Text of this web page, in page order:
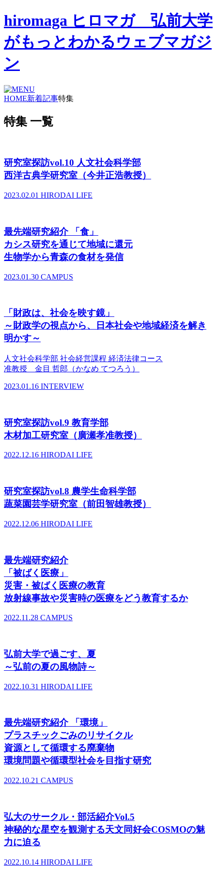
hiromaga ヒロマガ 弘前大学
がもっとわかるウェブマガジ
ン
HOME新着記事特集
特集 一覧
研究室探訪vol.10 人文社会科学部
西洋古典学研究室（今井正浩教授）
2023.02.01 HIRODAI LIFE
最先端研究紹介 「食」
カシス研究を通じて地域に還元
生物学から青森の食材を発信
2023.01.30 CAMPUS
「財政は、社会を映す鏡」
～財政学の視点から、日本社会や地域経済を解き
明かす～
人文社会科学部 社会経営課程 経済法律コース
准教授 金目 哲郎（かなめ てつろう）
2023.01.16 INTERVIEW
研究室探訪vol.9 教育学部
木材加工研究室（廣瀬孝准教授）
2022.12.16 HIRODAI LIFE
研究室探訪vol.8 農学生命科学部
蔬菜園芸学研究室（前田智雄教授）
2022.12.06 HIRODAI LIFE
最先端研究紹介
「被ばく医療」
災害・被ばく医療の教育
放射線事故や災害時の医療をどう教育するか
2022.11.28 CAMPUS
弘前大学で過ごす、夏
～弘前の夏の風物詩～
2022.10.31 HIRODAI LIFE
最先端研究紹介 「環境」
プラスチックごみのリサイクル
資源として循環する廃棄物
環境問題や循環型社会を目指す研究
2022.10.21 CAMPUS
弘大のサークル・部活紹介Vol.5
神秘的な星空を観測する天文同好会COSMOの魅
力に迫る
2022.10.14 HIRODAI LIFE